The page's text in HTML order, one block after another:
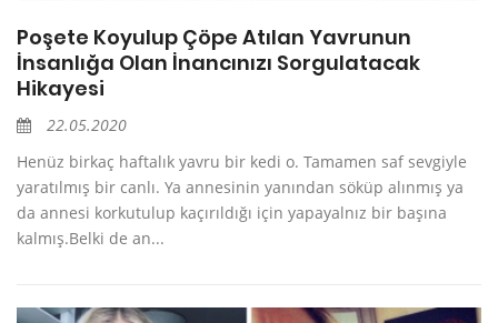
Poşete Koyulup Çöpe Atılan Yavrunun
İnsanlığa Olan İnancınızı Sorgulatacak
Hikayesi
22.05.2020
Henüz birkaç haftalık yavru bir kedi o. Tamamen saf sevgiyle
yaratılmış bir canlı. Ya annesinin yanından söküp alınmış ya
da annesi korkutulup kaçırıldığı için yapayalnız bir başına
kalmış.Belki de an...